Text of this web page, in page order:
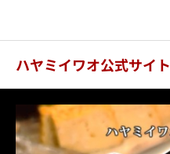
ハヤミイワオ公式サイト